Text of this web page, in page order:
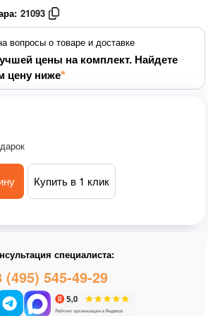
21093
вопросы о товаре и доставке
цены на комплект. Найдете
цену ниже
Купить в 1 клик
специалиста:
(495) 545-49-29